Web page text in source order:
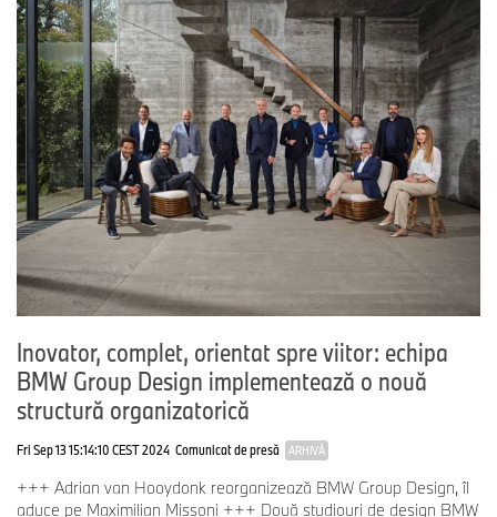
Inovator, complet, orientat spre viitor: echipa
BMW Group Design implementează o nouă
structură organizatorică
Fri Sep 13 15:14:10 CEST 2024 Comunicat de presă ARHIVĂ
+++ Adrian van Hooydonk reorganizează BMW Group Design, îl
aduce pe Maximilian Missoni +++ Două studiouri de design BMW